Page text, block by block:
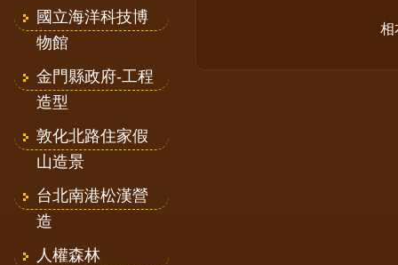
相
國立海洋科技博
物館
金門縣政府-工程
造型
敦化北路住家假
山造景
台北南港松漢營
造
人權森林